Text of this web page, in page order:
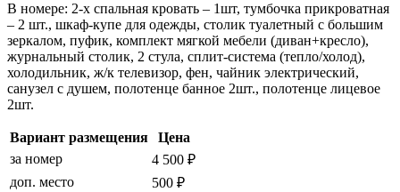
В номере: 2-х спальная кровать – 1шт, тумбочка прикроватная
– 2 шт., шкаф-купе для одежды, столик туалетный с большим
зеркалом, пуфик, комплект мягкой мебели (диван+кресло),
журнальный столик, 2 стула, сплит-система (тепло/холод),
холодильник, ж/к телевизор, фен, чайник электрический,
санузел с душем, полотенце банное 2шт., полотенце лицевое
2шт.
Вариант размещения
Цена
за номер
4 500 ₽
доп. место
500 ₽